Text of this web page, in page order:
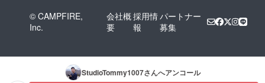
© CAMPFIRE,
Inc.
会社概
要
採用情
報
パートナー
募集
StudioTommy1007さんへアンコール